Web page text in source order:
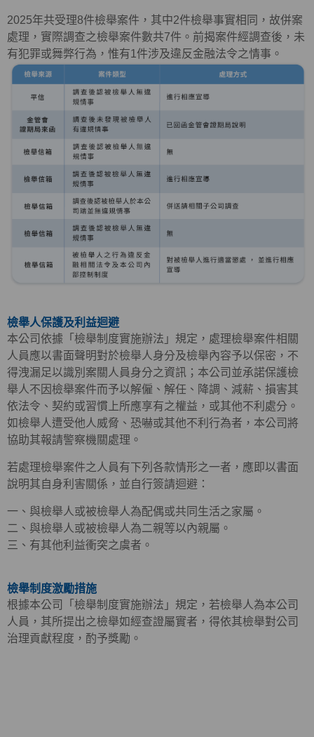
2025年共受理8件檢舉案件，其中2件檢舉事實相同，故併案
處理，實際調查之檢舉案件數共7件。前揭案件經調查後，未
有犯罪或舞弊行為，惟有1 件涉及違反金融法令之情事。
檢舉人保護及利益迴避
本公司依據「檢舉制度實施辦法」規定，處理檢舉案件相關
人員應以書面聲明對於檢舉人身分及檢舉內容予以保密，不
得洩漏足以識別案關人員身分之資訊；本公司並承諾保護檢
舉人不因檢舉案件而予以解僱、解任、降調、減薪、損害其
依法令、契約或習慣上所應享有之權益，或其他不利處分。
如檢舉人遭受他人威脅、恐嚇或其他不利行為者，本公司將
協助其報請警察機關處理。
若處理檢舉案件之人員有下列各款情形之一者，應即以書面
說明其自身利害關係，並自行簽請迴避：
一、與檢舉人或被檢舉人為配偶或共同生活之家屬。
二、與檢舉人或被檢舉人為二親等以內親屬。
三、有其他利益衝突之虞者。
檢舉制度激勵措施
根據本公司「檢舉制度實施辦法」規定，若檢舉人為本公司
人員，其所提出之檢舉如經查證屬實者，得依其檢舉對公司
治理貢獻程度，酌予獎勵。